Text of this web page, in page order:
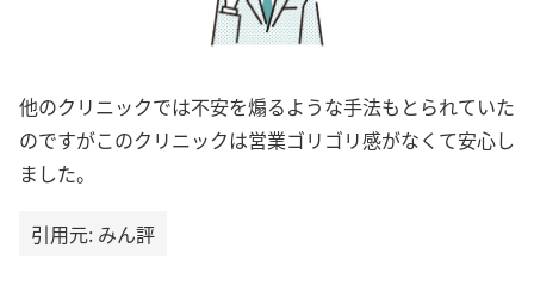
他のクリニックでは不安を煽るような手法もとられていた
のですがこのクリニックは営業ゴリゴリ感がなくて安心し
ました。
引用元: みん評